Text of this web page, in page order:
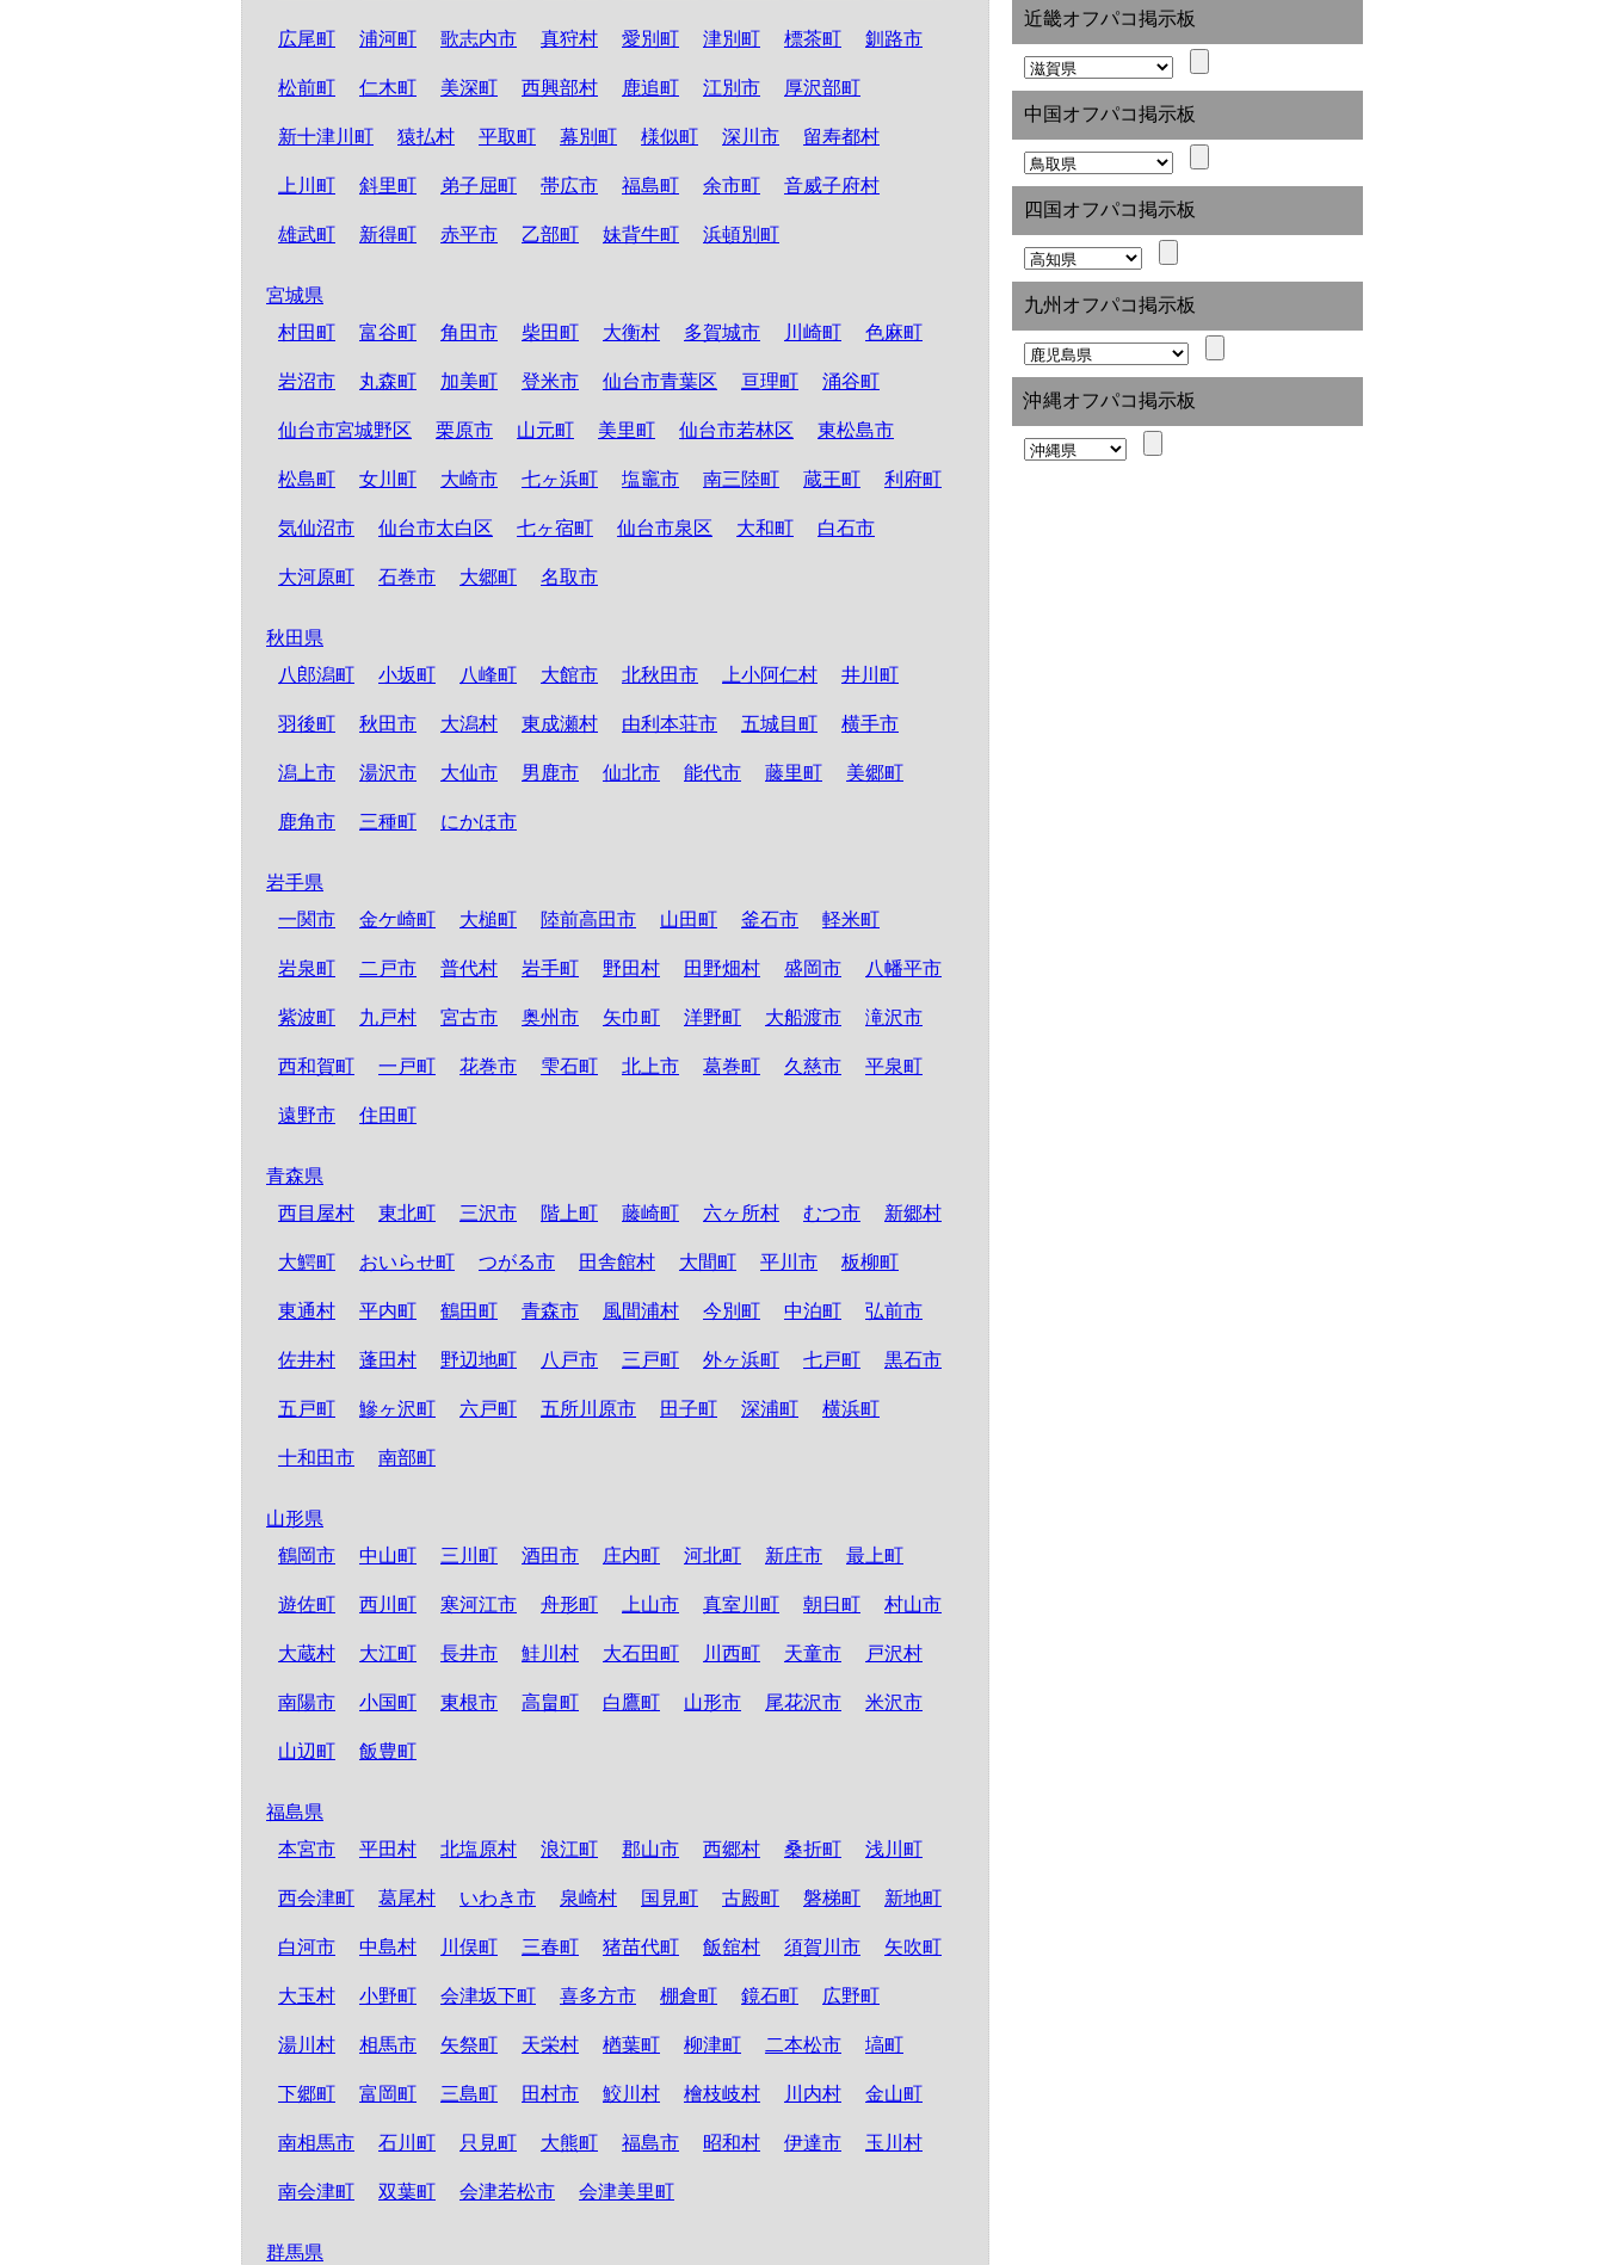
広尾町 浦河町 歌志内市 真狩村 愛別町 津別町 標茶町 釧路市
松前町 仁木町 美深町 西興部村 鹿追町 江別市 厚沢部町
新十津川町 猿払村 平取町 幕別町 様似町 深川市 留寿都村
上川町 斜里町 弟子屈町 帯広市 福島町 余市町 音威子府村
雄武町 新得町 赤平市 乙部町 妹背牛町 浜頓別町
宮城県
村田町
富谷町 角田市 柴田町 大衡村 多賀城市 川崎町 色麻町
岩沼市 丸森町 加美町 登米市 仙台市青葉区 亘理町 涌谷町
仙台市宮城野区 栗原市 山元町 美里町 仙台市若林区 東松島市
松島町 女川町 大崎市 七ヶ浜町 塩竈市 南三陸町 蔵王町 利府町
気仙沼市 仙台市太白区 七ヶ宿町 仙台市泉区 大和町 白石市
大河原町 石巻市 大郷町 名取市
秋田県
八郎潟町
小坂町 八峰町 大館市 北秋田市 上小阿仁村 井川町
羽後町 秋田市 大潟村 東成瀬村 由利本荘市 五城目町 横手市
潟上市 湯沢市 大仙市 男鹿市 仙北市 能代市 藤里町 美郷町
鹿角市 三種町 にかほ市
岩手県
一関市
金ケ崎町 大槌町 陸前高田市 山田町 釜石市 軽米町
岩泉町 二戸市 普代村 岩手町 野田村 田野畑村 盛岡市 八幡平市
紫波町 九戸村 宮古市 奥州市 矢巾町 洋野町 大船渡市 滝沢市
西和賀町 一戸町 花巻市 雫石町 北上市 葛巻町 久慈市 平泉町
遠野市 住田町
青森県
西目屋村
東北町 三沢市 階上町 藤崎町 六ヶ所村 むつ市 新郷村
大鰐町 おいらせ町 つがる市 田舎館村 大間町 平川市 板柳町
東通村 平内町 鶴田町 青森市 風間浦村 今別町 中泊町 弘前市
佐井村 蓬田村 野辺地町 八戸市 三戸町 外ヶ浜町 七戸町 黒石市
五戸町 鰺ヶ沢町 六戸町 五所川原市 田子町 深浦町 横浜町
十和田市 南部町
山形県
鶴岡市
中山町 三川町 酒田市 庄内町 河北町 新庄市 最上町
遊佐町 西川町 寒河江市 舟形町 上山市 真室川町 朝日町 村山市
大蔵村 大江町 長井市 鮭川村 大石田町 川西町 天童市 戸沢村
南陽市 小国町 東根市 高畠町 白鷹町 山形市 尾花沢市 米沢市
山辺町 飯豊町
福島県
本宮市
平田村 北塩原村 浪江町 郡山市 西郷村 桑折町 浅川町
西会津町 葛尾村 いわき市 泉崎村 国見町 古殿町 磐梯町 新地町
白河市 中島村 川俣町 三春町 猪苗代町 飯舘村 須賀川市 矢吹町
大玉村 小野町 会津坂下町 喜多方市 棚倉町 鏡石町 広野町
湯川村 相馬市 矢祭町 天栄村 楢葉町 柳津町 二本松市 塙町
下郷町 富岡町 三島町 田村市 鮫川村 檜枝岐村 川内村 金山町
南相馬市 石川町 只見町 大熊町 福島市 昭和村 伊達市 玉川村
南会津町 双葉町 会津若松市 会津美里町
群馬県
近畿オフパコ掲示板
中国オフパコ掲示板
四国オフパコ掲示板
九州オフパコ掲示板
沖縄オフパコ掲示板